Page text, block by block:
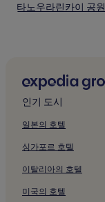
타노우라린카이 공
시노자키 호텔
에이쇼지 근처 호텔
기타큐슈 리버워크
마쓰모토 세이초 기
아사노 시오카제 공
인기 도시
일본의 호텔
싱가포르 호텔
이탈리아의 호텔
미국의 호텔